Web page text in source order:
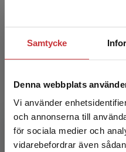
Samtycke
Denna webbplats
Vi använder
och annonserna till
för sociala medier och
vidarebefordrar även
Begränsad
Arbets-